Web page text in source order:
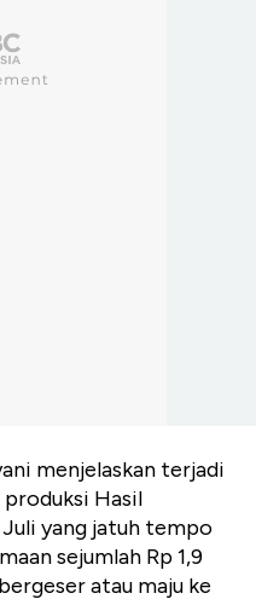
menjelaskan terjadi
Hasil
yang jatuh tempo
sejumlah Rp 1,9
atau maju ke